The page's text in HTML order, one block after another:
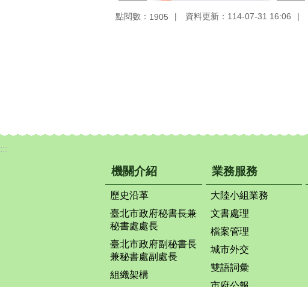
點閱數： 1905 資料更新：114-07-31 16:06
:::
機關介紹
歷史沿革
臺北市政府秘書長兼
秘書處處長
臺北市政府副秘書長
兼秘書處副處長
組織架構
業務服務
大陸小組業務
文書處理
檔案管理
城市外交
雙語詞彙